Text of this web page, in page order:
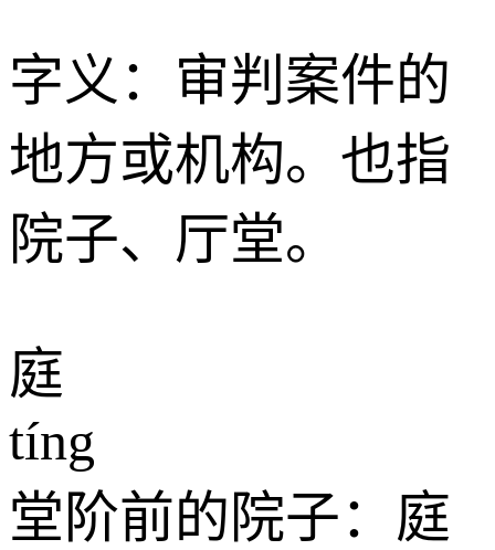
字义：审判案件的
地方或机构。也指
院子、厅堂。
庭
tíng
堂阶前的院子：庭